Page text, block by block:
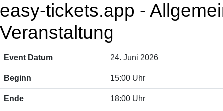
easy-tickets.app -
Veranstaltung
Event Datum 24. Juni 2026
Beginn 15:00 Uhr
Ende 18:00 Uhr